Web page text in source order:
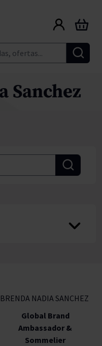
Carrito
Sanchez
BRENDA NADIA SANCHEZ
Global Brand
Ambassador &
Sommelier